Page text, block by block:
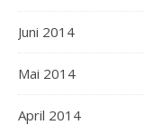
Juni 2014
Mai 2014
April 2014